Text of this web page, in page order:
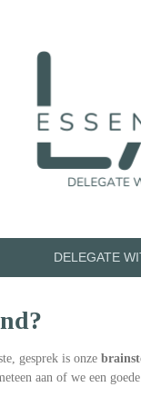
DELEGATE
gesprek is onze
aan of we een